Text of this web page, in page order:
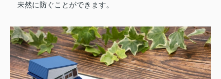
未然に防ぐことができます。